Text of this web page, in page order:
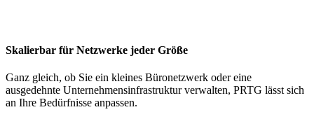
Skalierbar für Netzwerke jeder Größe
Ganz gleich, ob Sie ein kleines Büronetzwerk oder eine
ausgedehnte Unternehmensinfrastruktur verwalten, PRTG lässt sich
an Ihre Bedürfnisse anpassen.